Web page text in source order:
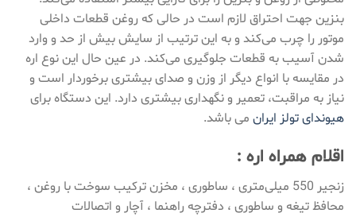
بنزین جهت احتراق لازم است در حالی که روغن قطعات داخلی
موتور را چرب می‌کند و به این ترتیب از سایش بیش از حد و وارد
شدن آسیب به قطعات جلوگیری می‌کند. در عین حال این نوع اره
در مقایسه با انواع دیگر از وزن و صدای بیشتری برخوردار است و
نیاز به مراقبت، تعمیر و نگهداری بیشتری دارد. این دستگاه برای
هیوندای تولز ایران می باشد.
اقلام همراه اره :
زنجیر 550 میلی‌متری ، ساطوری ، مخزن ترکیب سوخت با روغن ،
محافظ تیغه و ساطوری ، دفترچه راهنما ، آچار و اتصالات